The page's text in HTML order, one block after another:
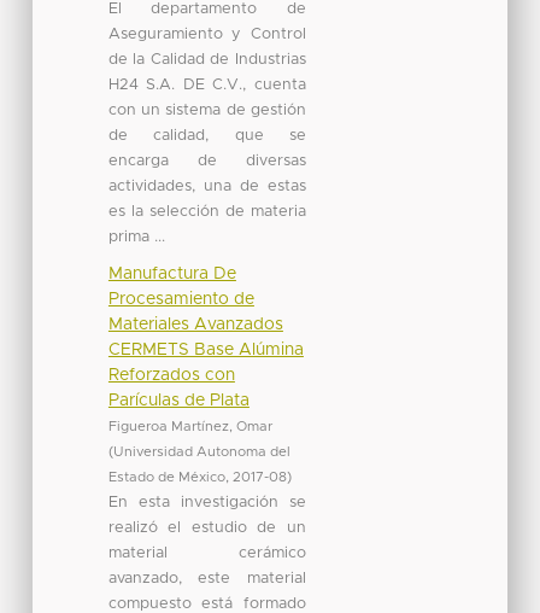
El departamento de
Aseguramiento y Control
de la Calidad de Industrias
H24 S.A. DE C.V., cuenta
con un sistema de gestión
de calidad, que se
encarga de diversas
actividades, una de estas
es la selección de materia
prima ...
Manufactura De
Procesamiento de
Materiales Avanzados
CERMETS Base Alúmina
Reforzados con
Parículas de Plata
Figueroa Martínez, Omar
(Universidad Autonoma del
Estado de México, 2017-08)
En esta investigación se
realizó el estudio de un
material cerámico
avanzado, este material
compuesto está formado